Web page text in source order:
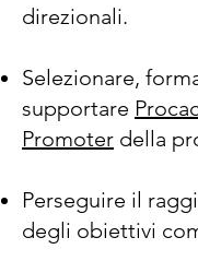
direzionali.
Selezionare,
supportare
Promoter della
Perseguire il
degli obiettivi